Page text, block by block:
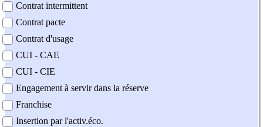
Contrat intermittent
Contrat pacte
Contrat d'usage
CUI - CAE
CUI - CIE
Engagement à servir dans la réserve
Franchise
Insertion par l'activ.éco.